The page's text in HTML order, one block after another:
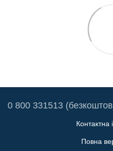
0 800 331513
Контактна
Повна